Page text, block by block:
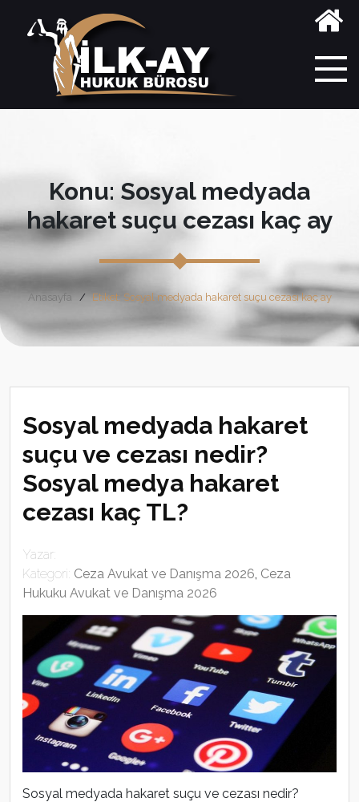
Konu: Sosyal medyada
hakaret suçu cezası kaç ay
Anasayfa Etiket: Sosyal medyada hakaret suçu cezası kaç ay
Sosyal medyada hakaret
suçu ve cezası nedir?
Sosyal medya hakaret
cezası kaç TL?
Yazar:
Kategori: Ceza Avukat ve Danışma 2026, Ceza
Hukuku Avukat ve Danışma 2026
Sosyal medyada hakaret suçu ve cezası nedir?